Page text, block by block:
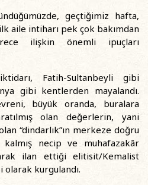
geçtiğimiz hafta,
aile intiharı pek çok bakımdan
ilişkin önemli ipuçları
Fatih-Sultanbeyli gibi
gibi kentlerden mayalandı.
büyük oranda, buralara
olan değerlerin, yani
“dindarlık”ın merkeze doğru
necip ve muhafazakâr
ilan ettiği elitisit/Kemalist
olarak kurgulandı.